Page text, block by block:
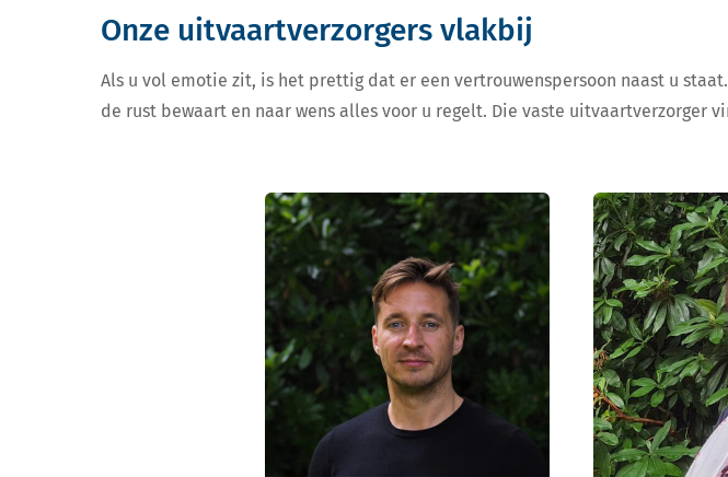
Onze uitvaartverzorgers vlakbij
Als u vol emotie zit, is het prettig dat er een vertrouwenspersoon naast u
de rust bewaart en naar wens alles voor u regelt. Die vaste uitvaartverzorger